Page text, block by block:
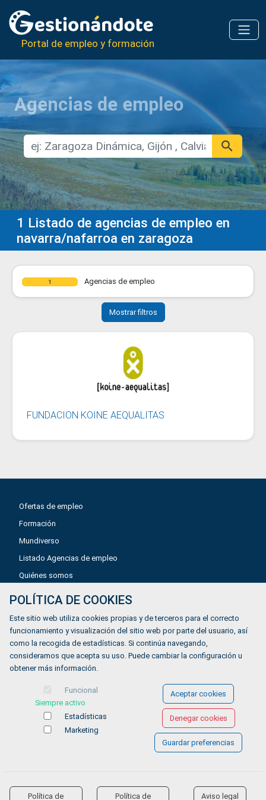
Portal de empleo y formación
Agencias de empleo
1 Listado de agencias de empleo en
navarra/nafarroa en zaragoza
1 Agencias de empleo
Mostrar filtros
FUNDACION KOINE AEQUALITAS
Ofertas de empleo
Formación
Mundiverso
Listado Agencias de empleo
Quiénes somos
Política de privacidad
Política de Cookies
Accesibilidad
© COPYRIGHT 2026 Gestionándote.com
POLÍTICA DE COOKIES
Este sitio web utiliza cookies propias y de terceros para el correcto
funcionamiento y visualización del sitio web por parte del usuario, así
como la recogida de estadísticas. Si continúa navegando,
consideramos que acepta su uso. Puede cambiar la configuración u
obtener más información.
Funcional
Siempre activo
Estadísticas
Marketing
Aceptar cookies
Denegar cookies
Guardar preferencias
Política de Política de Aviso legal